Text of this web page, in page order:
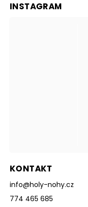
KONTAKT
info@holy-nohy.cz
774 465 685
INSTAGRAM